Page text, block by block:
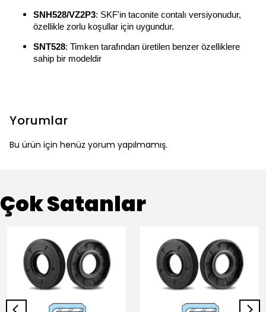
SNH528/VZ2P3: SKF'in taconite contalı versiyonudur,
özellikle zorlu koşullar için uygundur.
SNT528: Timken tarafından üretilen benzer özelliklere
sahip bir modeldir
Yorumlar
Bu ürün için henüz yorum yapılmamış.
Çok Satanlar